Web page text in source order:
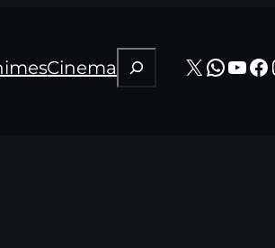
Cinema Pesquisar
X